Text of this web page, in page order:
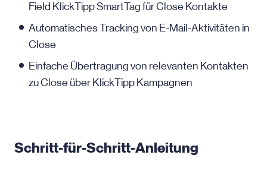
Field KlickTipp SmartTag für Close Kontakte
Automatisches Tracking von E-Mail-Aktivitäten in
Close
Einfache Übertragung von relevanten Kontakten
zu Close über KlickTipp Kampagnen
Schritt-für-Schritt-Anleitung